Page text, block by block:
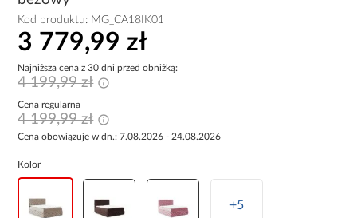
Kod produktu: MG_CA18IK01
3 779,99 zł
Najniższa cena z 30 dni przed obniżką:
4 199,99 zł
Cena regularna
4 199,99 zł
Cena obowiązuje w dn.: 7.08.2026 - 24.08.2026
Kolor
+5